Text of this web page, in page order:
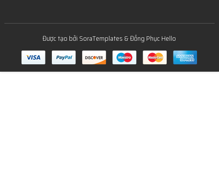
Được tạo bởi SoraTemplates &Đồng Phục Hello